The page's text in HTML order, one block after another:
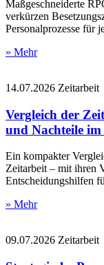
Maßgeschneiderte
verkürzen
Personalprozesse für
» Mehr
14.07.2026 Zeitarbeit
Vergleich der
und Nachteile im
Ein kompakter
Zeitarbeit – mit ihren
Entscheidungshilfen
» Mehr
09.07.2026 Zeitarbeit